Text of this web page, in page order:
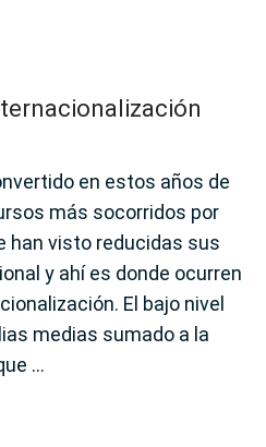
en estos años de
más socorridos por
han visto reducidas sus
y ahí es donde ocurren
El bajo nivel
medias sumado a la
…